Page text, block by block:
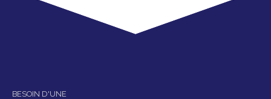
BESOIN D'UNE